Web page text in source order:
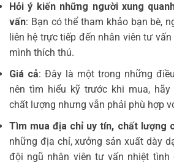
Hỏi ý kiến những người xung
vấn: Bạn có thể tham khảo bạn bè,
liên hệ trực tiếp đến nhân viên tư
mình thích thú.
Giá cả: Đây là một trong những
nên tìm hiểu kỹ trước khi mua,
chất lượng nhưng vẫn phải phù hợp
Tìm mua địa chỉ uy tín, chất lượng
những địa chỉ, xưởng sản xuất dày
đội ngũ nhân viên tư vấn nhiệt tình